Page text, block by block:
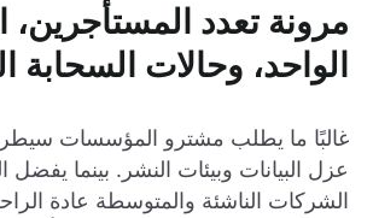
مرونة تعدد المستأجرين،
الواحد، وحالات السحابة
غالبًا ما يطلب مشترو المؤسسات
عزل البيانات وبيئات النشر. بينما يفضل
الشركات الناشئة والمتوسطة عادة